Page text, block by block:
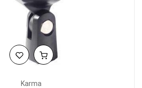
Karma